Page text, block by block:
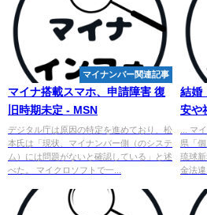
マイナンバー関連記事
マイナ搭載スマホ、申請障害 復
旧時期未定 - MSN
デジタル庁は原因の特定を進めており、松
本氏は「現状、マイナンバー側（のシステ
ム）には問題がないと確認している」と述
べた。 マイクロソフトで一...
結婚
安や
県
... マ
県「
琉球
金法違